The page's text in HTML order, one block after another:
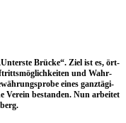
Brü­cke“. Ziel ist es, ört­
und Wahr­
eines ganz­tä­gi­
Ver­ein bestan­den. Nun arbei­tet